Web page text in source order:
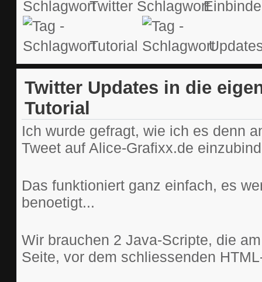
Twitter
Tutorial
Twitter Updates in die
Tutorial
Ich wurde gefragt, wie ich es denn
Tweet auf Alice-Grafixx.de
Das funktioniert ganz einfach, es
benoetigt...
Wir brauchen 2 Java-Scripte, die
Seite, vor dem schliessenden